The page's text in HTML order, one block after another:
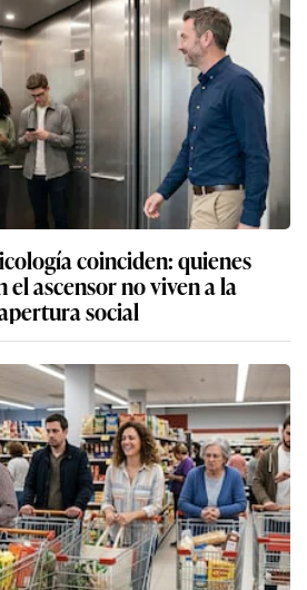
coinciden: quienes
el ascensor no viven a la
social